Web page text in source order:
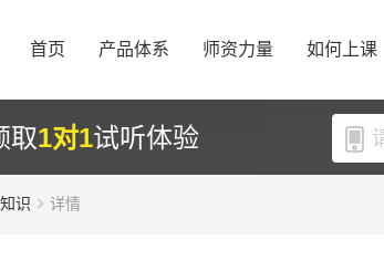
首页 产品体系 师资力量 如何上课
取1对1试听体验
识 详情